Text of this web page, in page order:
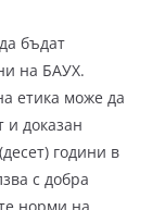
бъдат
на БАУХ.
етика може да
и доказан
години в
с добра